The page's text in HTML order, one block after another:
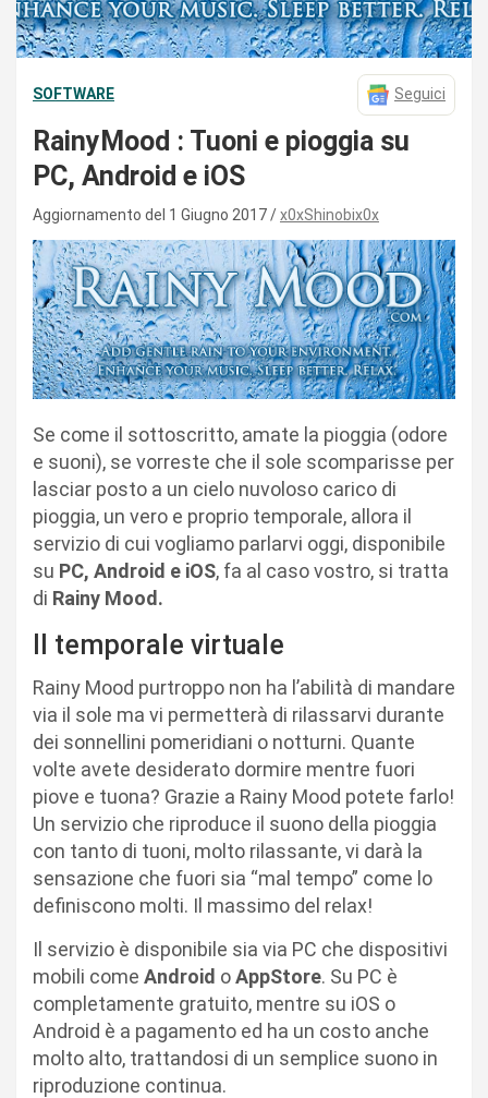
SOFTWARE Seguici
RainyMood : Tuoni e pioggia su
PC, Android e iOS
Aggiornamento del 1 Giugno 2017 x0xShinobix0x
Se come il sottoscritto, amate la pioggia (odore
e suoni), se vorreste che il sole scomparisse per
lasciar posto a un cielo nuvoloso carico di
pioggia, un vero e proprio temporale, allora il
servizio di cui vogliamo parlarvi oggi, disponibile
su PC, Android e iOS, fa al caso vostro, si tratta
di Rainy Mood.
Il temporale virtuale
Rainy Mood purtroppo non ha l’abilità di mandare
via il sole ma vi permetterà di rilassarvi durante
dei sonnellini pomeridiani o notturni. Quante
volte avete desiderato dormire mentre fuori
piove e tuona? Grazie a Rainy Mood potete farlo!
Un servizio che riproduce il suono della pioggia
con tanto di tuoni, molto rilassante, vi darà la
sensazione che fuori sia “mal tempo” come lo
definiscono molti. Il massimo del relax!
Il servizio è disponibile sia via PC che dispositivi
mobili come Android oAppStore. Su PC è
completamente gratuito, mentre su iOS o
Android è a pagamento ed ha un costo anche
molto alto, trattandosi di un semplice suono in
riproduzione continua.